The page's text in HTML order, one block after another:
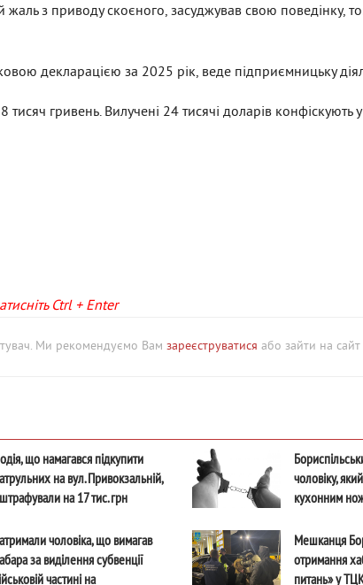
з приводу скоєного, засуджував свою поведінку,
декларацією за 2025 рік, веде підприємницьку
гривень. Вилучені 24 тисячі доларів конфіскують
Ctrl + Enter
Ми рекомендуємо Вам зареєструватися або зайти на сайт
що намагався підкупити
на вул. Привокзальній,
на 17 тис. грн
чоловіку,
кухонним
чоловіка, що вимагав
за виділення субвенції
частині на
Мешканця
отримання
питань» у